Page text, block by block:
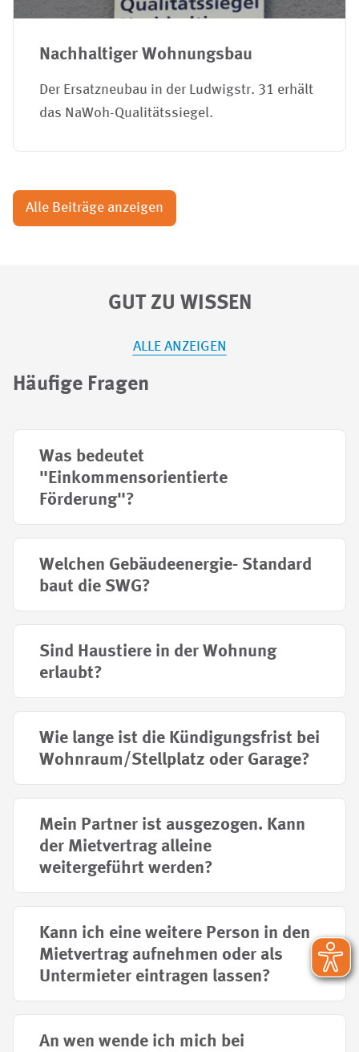
Nachhaltiger Wohnungsbau
Der Ersatzneubau in der Ludwigstr. 31 erhält
das NaWoh-Qualitätssiegel.
Alle Beiträge anzeigen
GUT ZU WISSEN
ALLE ANZEIGEN
Häufige Fragen
Was bedeutet
"Einkommensorientierte
Förderung"?
Welchen Gebäudeenergie- Standard
baut die SWG?
Sind Haustiere in der Wohnung
erlaubt?
Wie lange ist die Kündigungsfrist bei
Wohnraum/Stellplatz oder Garage?
Mein Partner ist ausgezogen. Kann
der Mietvertrag alleine
weitergeführt werden?
Kann ich eine weitere Person in den
Mietvertrag aufnehmen oder als
Untermieter eintragen lassen?
An wen wende ich mich bei